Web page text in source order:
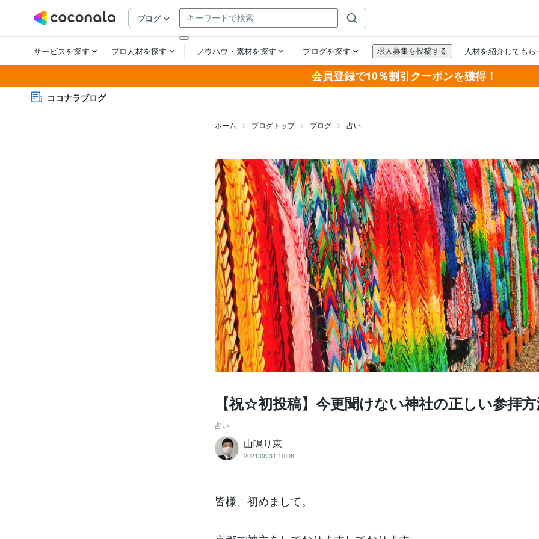
会員登録で10％割引クーポンを獲得！
ココナラブログ
ホーム ブログトップ ブログ 占い
【祝☆初投稿】今更聞けない神社の正しい参拝
占い
山鳴り東
2021/08/31 10:08
皆様、初めまして。